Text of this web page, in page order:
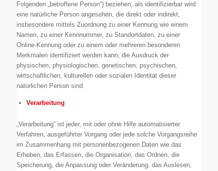
Folgenden „betroffene Person“) beziehen; als identifizierbar wird
eine natürliche Person angesehen, die direkt oder indirekt,
insbesondere mittels Zuordnung zu einer Kennung wie einem
Namen, zu einer Kennnummer, zu Standortdaten, zu einer
Online-Kennung oder zu einem oder mehreren besonderen
Merkmalen identifiziert werden kann, die Ausdruck der
physischen, physiologischen, genetischen, psychischen,
wirtschaftlichen, kulturellen oder sozialen Identität dieser
natürlichen Person sind.
Verarbeitung
„Verarbeitung“ ist jeder, mit oder ohne Hilfe automatisierter
Verfahren, ausgeführter Vorgang oder jede solche Vorgangsreihe
im Zusammenhang mit personenbezogenen Daten wie das
Erheben, das Erfassen, die Organisation, das Ordnen, die
Speicherung, die Anpassung oder Veränderung, das Auslesen,